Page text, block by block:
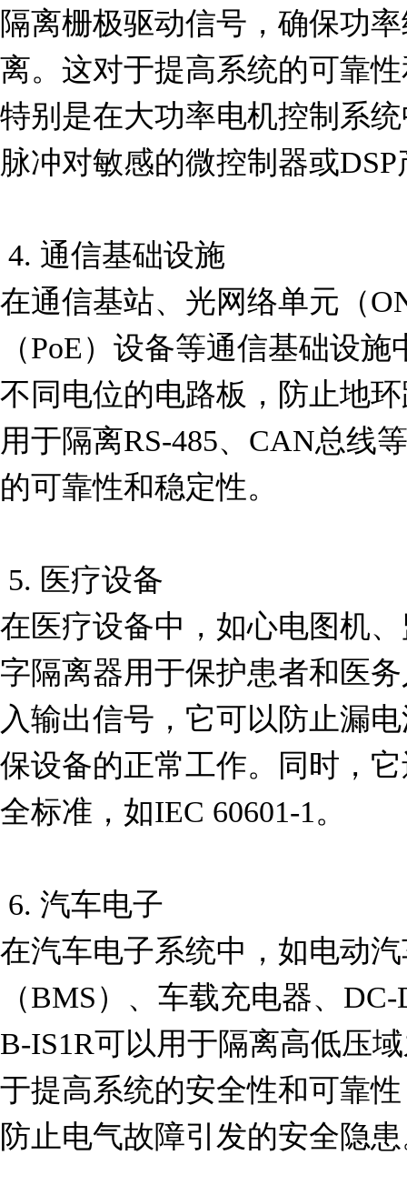
隔离栅极驱动信号，确保功
离。这对于提高系统的可靠
特别是在大功率电机控制系
脉冲对敏感的微控制器或
在通信基站、光网络单元（
（PoE）设备等通信基础设
不同电位的电路板，防止地
用于隔离RS-485、CAN总线
的可靠性和稳定性。
在医疗设备中，如心电图机
字隔离器用于保护患者和医
入输出信号，它可以防止漏
保设备的正常工作。同时，
全标准，如IEC 60601-1。
在汽车电子系统中，如电动
（BMS）、车载充电器、
B-IS1R可以用于隔离高低压
于提高系统的安全性和可靠
防止电气故障引发的安全隐